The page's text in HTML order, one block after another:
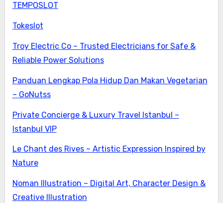
TEMPOSLOT
Tokeslot
Troy Electric Co – Trusted Electricians for Safe &
Reliable Power Solutions
Panduan Lengkap Pola Hidup Dan Makan Vegetarian
– GoNutss
Private Concierge & Luxury Travel Istanbul –
Istanbul VIP
Le Chant des Rives – Artistic Expression Inspired by
Nature
Noman Illustration – Digital Art, Character Design &
Creative Illustration